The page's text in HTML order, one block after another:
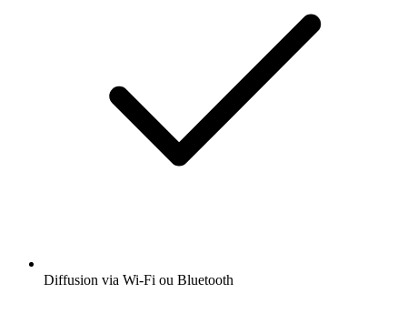
Diffusion via Wi-Fi ou Bluetooth